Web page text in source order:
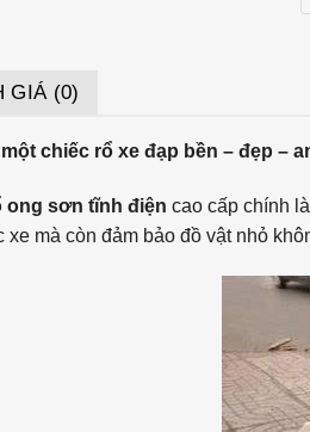
GIÁ (0)
chiếc rổ xe đạp bền – đẹp
ong sơn tĩnh điện cao cấp chính
xe mà còn đảm bảo đồ vật nhỏ